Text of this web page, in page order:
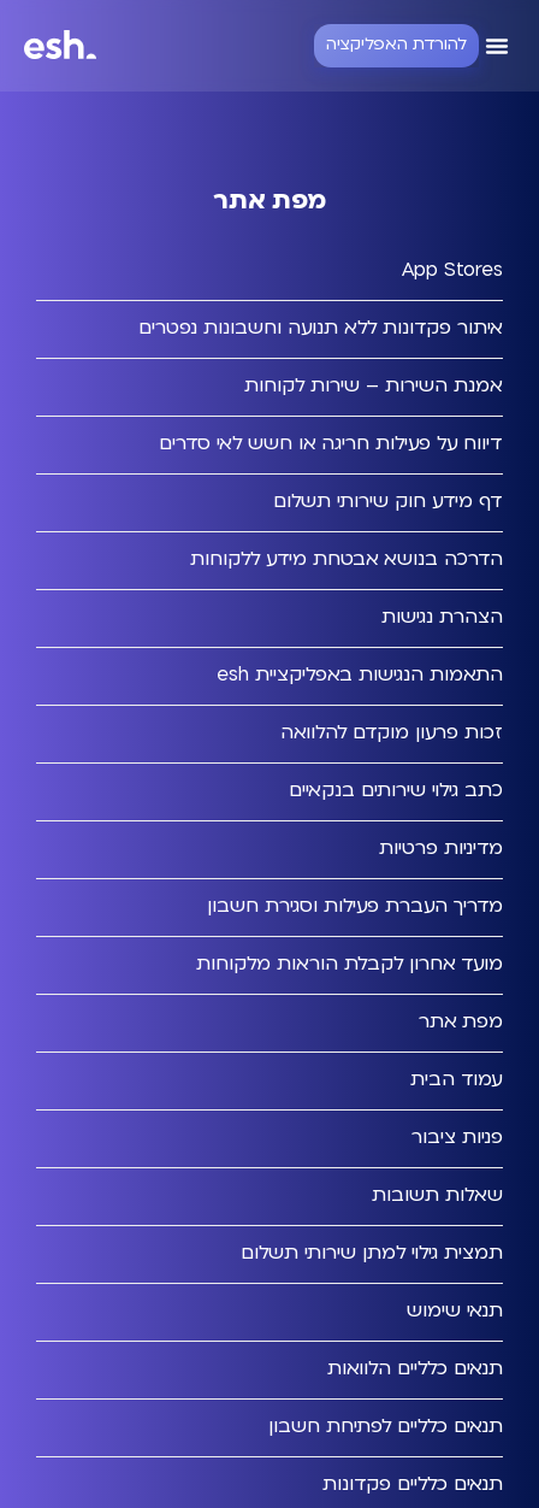
להורדת האפליקציה
מפת אתר
App Stores
איתור פקדונות ללא תנועה וחשבונות נפטרים
אמנת השירות – שירות לקוחות
דיווח על פעילות חריגה או חשש לאי סדרים
דף מידע חוק שירותי תשלום
הדרכה בנושא אבטחת מידע ללקוחות
הצהרת נגישות
התאמות הנגישות באפליקציית esh
זכות פרעון מוקדם להלוואה
כתב גילוי שירותים בנקאיים
מדיניות פרטיות
מדריך העברת פעילות וסגירת חשבון
מועד אחרון לקבלת הוראות מלקוחות
מפת אתר
עמוד הבית
פניות ציבור
שאלות תשובות
תמצית גילוי למתן שירותי תשלום
תנאי שימוש
תנאים כלליים הלוואות
תנאים כלליים לפתיחת חשבון
תנאים כלליים פקדונות